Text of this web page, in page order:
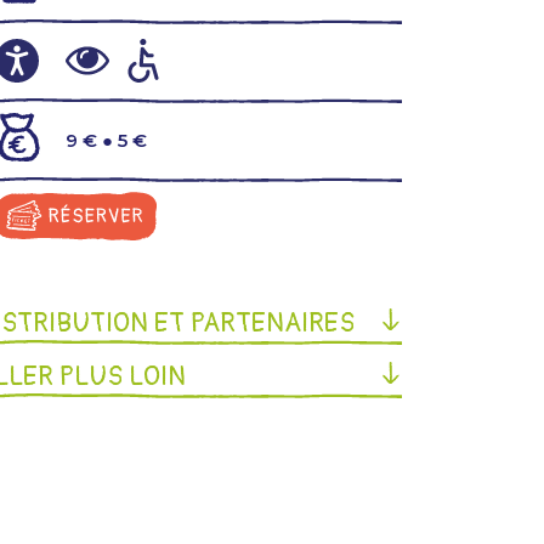
9 € ● 5 €
ET PARTENAIRES
PLUS LOIN